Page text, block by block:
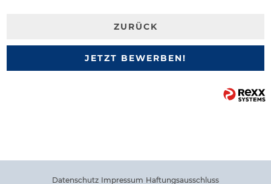
ZURÜCK
JETZT BEWERBEN!
Datenschutz Impressum Haftungsausschluss